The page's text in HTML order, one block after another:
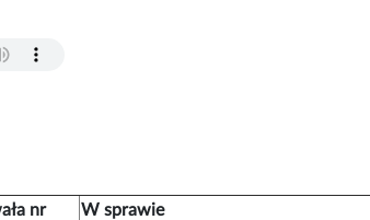
nr W sprawie